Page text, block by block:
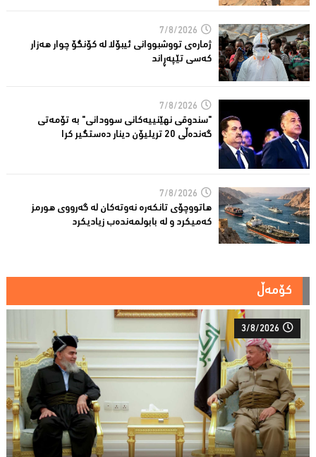
7/8/2026
ژمارەی تووشبووانی ئیبۆلا لە كۆنگۆ چوار هەزار
كەسى تێپەڕاند
7/8/2026
"سندوقی نهێنییەكانی سوودانی" بە تۆمەتی
گەندەڵی 20 تریلیۆن دینار دەستگیر كرا
7/8/2026
هاتووچۆی تانكەرە نەوتەكان لە گەرووی هورمز
کەمیکرد و لە بابولمەندەب زیادیكرد
کۆمەڵ
3/8/2026